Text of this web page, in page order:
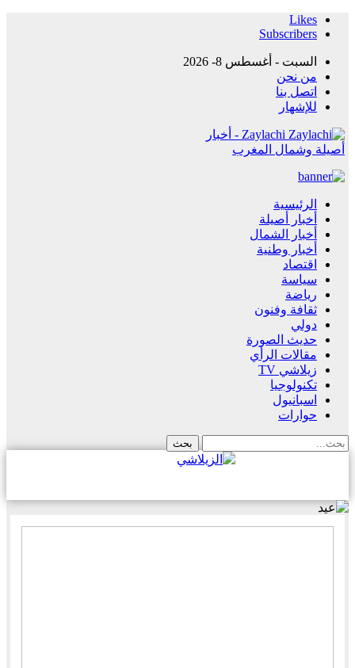
Likes
Subscribers
السبت - أغسطس 8- 2026
من نحن
اتصل بنا
للإشهار
Zaylachi - أخبار
أصيلة وشمال المغرب
الرئيسية
أخبار أصيلة
أخبار الشمال
أخبار وطنية
اقتصاد
سياسة
رياضة
ثقافة وفنون
دولي
حديث الصورة
مقالات الرأي
زيلاشي TV
تكنولوجيا
اسبانيول
حوارات